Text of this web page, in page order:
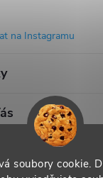
soubory cookie.
na Instagramu